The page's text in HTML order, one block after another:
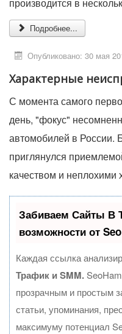
производится в
Подробнее...
Опубликовано: 30 мая
Характерные
С момента самого
день, "фокус"
автомобилей в России.
приглянулся
качеством и неплохими
Забиваем Сайты
возможности от
Каждая ссылка
Трафик и SMM.
прозрачным и простым
статьи, упоминания,
максимуму потенциал